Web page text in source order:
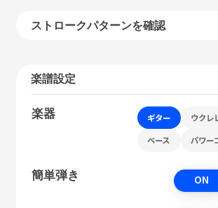
ストロークパターンを確認
楽譜設定
楽器 ギター ウクレ
ベース パワー
簡単弾き ON